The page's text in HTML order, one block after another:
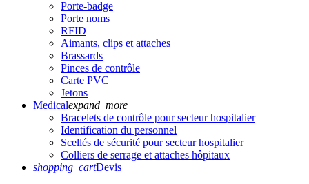
Porte-badge
Porte noms
RFID
Aimants, clips et attaches
Brassards
Pinces de contrôle
Carte PVC
Jetons
Medicalexpand_more
Bracelets de contrôle pour secteur hospitalier
Identification du personnel
Scellés de sécurité pour secteur hospitalier
Colliers de serrage et attaches hôpitaux
shopping_cartDevis